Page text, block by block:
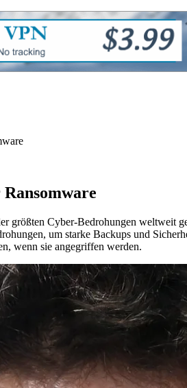
größten Cyber-Bedrohungen weltweit
um starke Backups und
wenn sie angegriffen werden.